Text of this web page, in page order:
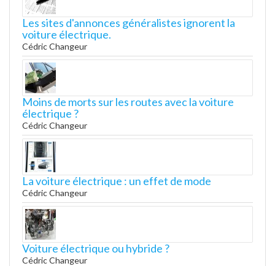
Les sites d'annonces généralistes ignorent la
voiture électrique.
Cédric Changeur
Moins de morts sur les routes avec la voiture
électrique ?
Cédric Changeur
La voiture électrique : un effet de mode
Cédric Changeur
Voiture électrique ou hybride ?
Cédric Changeur